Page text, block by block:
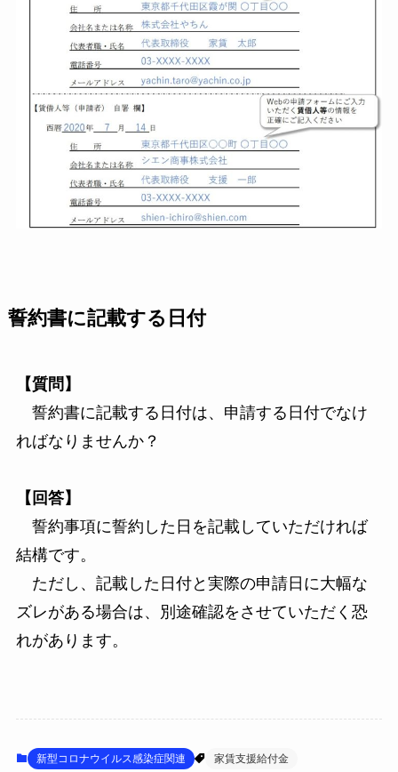
誓約書に記載する日付
【質問】
誓約書に記載する日付は、申請する日付でなけ
ればなりませんか？
【回答】
誓約事項に誓約した日を記載していただければ
結構です。
ただし、記載した日付と実際の申請日に大幅な
ズレがある場合は、別途確認をさせていただく恐
れがあります。
新型コロナウイルス感染症関連 家賃支援給付金